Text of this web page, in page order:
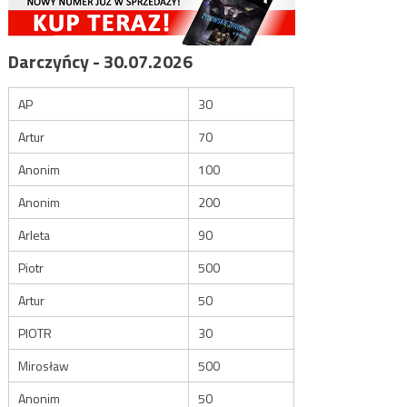
Darczyńcy - 30.07.2026
AP
30
Artur
70
Anonim
100
Anonim
200
Arleta
90
Piotr
500
Artur
50
PIOTR
30
Mirosław
500
Anonim
50